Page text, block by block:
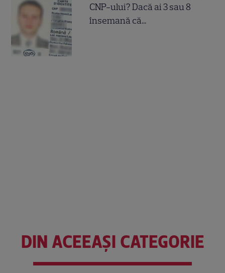
CNP-ului? Dacă ai 3 sau 8
însemană că...
DIN ACEEAȘI CATEGORIE